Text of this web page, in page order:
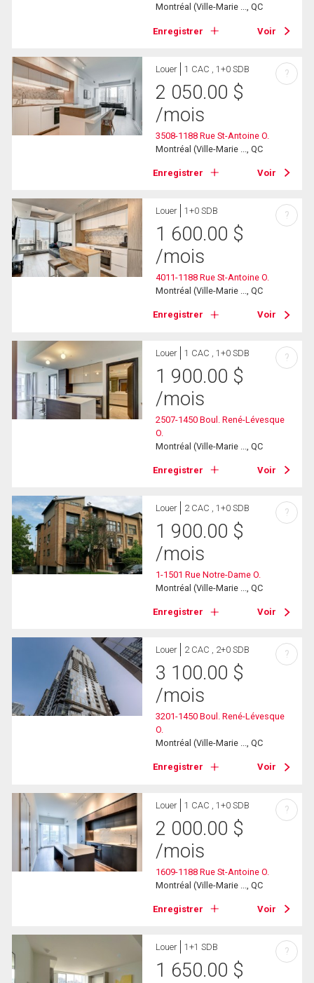
Montréal (Ville-Marie ..., QC
Enregistrer Voir
Louer 1 CAC , 1+0 SDB
2 050.00 $
/mois
3508-1188 Rue St-Antoine O.
Montréal (Ville-Marie ..., QC
Enregistrer Voir
?
Louer 1+0 SDB
1 600.00 $
/mois
4011-1188 Rue St-Antoine O.
Montréal (Ville-Marie ..., QC
Enregistrer Voir
?
Louer 1 CAC , 1+0 SDB
1 900.00 $
/mois
2507-1450 Boul. René-Lévesque
O.
Montréal (Ville-Marie ..., QC
Enregistrer Voir
?
Louer 2 CAC , 1+0 SDB
1 900.00 $
/mois
1-1501 Rue Notre-Dame O.
Montréal (Ville-Marie ..., QC
Enregistrer Voir
?
Louer 2 CAC , 2+0 SDB
3 100.00 $
/mois
3201-1450 Boul. René-Lévesque
O.
Montréal (Ville-Marie ..., QC
Enregistrer Voir
?
Louer 1 CAC , 1+0 SDB
2 000.00 $
/mois
1609-1188 Rue St-Antoine O.
Montréal (Ville-Marie ..., QC
Enregistrer Voir
?
Louer 1+1 SDB
1 650.00 $
?